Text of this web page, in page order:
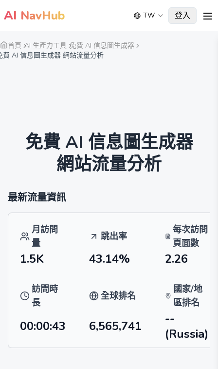
AI NavHub TW 登入
首頁 AI 生產力工具 免費 AI 信息圖生成器
費 AI 信息圖生成器 網站流量分析
免費 AI 信息圖生成器
網站流量分析
最新流量資訊
月訪問
量
跳出率
每次訪問
頁面數
1.5K 43.14% 2.26
訪問時
長
全球排名
國家/地
區排名
00:00:43 6,565,741
--
(Russia)